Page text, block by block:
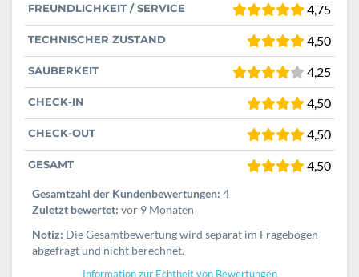
FREUNDLICHKEIT / SERVICE 4,75
TECHNISCHER ZUSTAND 4,50
SAUBERKEIT 4,25
CHECK-IN 4,50
CHECK-OUT 4,50
GESAMT 4,50
Gesamtzahl der Kundenbewertungen: 4
Zuletzt bewertet: vor 9 Monaten
Notiz: Die Gesamtbewertung wird separat im Fragebogen
abgefragt und nicht berechnet.
Information zur Echtheit von Bewertungen